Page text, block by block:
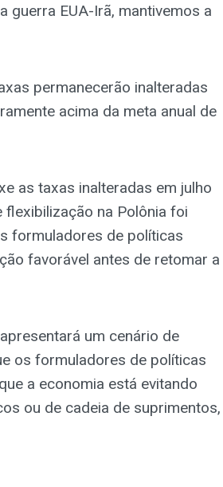
guerra EUA-Irã, mantivemos a
permanecerão inalteradas
acima da meta anual de
as taxas inalteradas em julho
flexibilização na Polônia foi
formuladores de políticas
favorável antes de retomar a
um cenário de
os formuladores de políticas
a economia está evitando
ou de cadeia de suprimentos,